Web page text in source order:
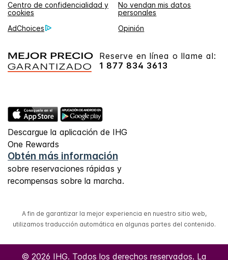
Centro de confidencialidad y
cookies
No vendan mis datos
personales
AdChoices
Opinión
Reserve en línea o llame al:
1 877 834 3613
Descargue la aplicación de IHG
One Rewards
Obtén más información
sobre reservaciones rápidas y
recompensas sobre la marcha.
A fin de garantizar la mejor experiencia en nuestro sitio web,
utilizamos traducción automática en algunas partes del contenido.
© 2026 IHG. Todos los derechos reservados. La